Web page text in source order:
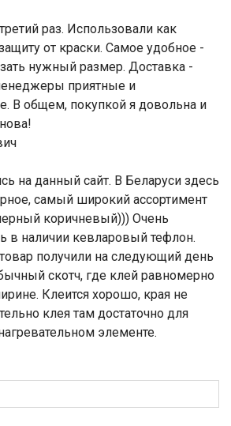
раз. Использовали как
от краски. Самое удобное -
нужный размер. Доставка -
приятные и
В общем, покупкой я довольна и
на данный сайт. В Беларуси здесь
самый широкий ассортимент
коричневый))) Очень
в наличии кевларовый тефлон.
получили на следующий день
скотч, где клей равномерно
Клеится хорошо, края не
клея там достаточно для
элементе.